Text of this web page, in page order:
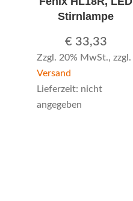
Stirnlampe
€ 33,33
Zzgl. 20% MwSt., zzgl.
Versand
Lieferzeit: nicht
angegeben